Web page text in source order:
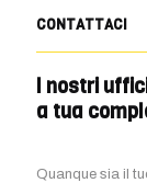
CONTATTACI
I nostri
a tua
Quanque sia il